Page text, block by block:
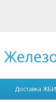
Доставка ЖБИ